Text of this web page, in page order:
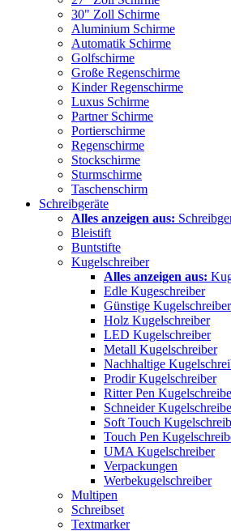
30" Zoll Schirme
Aluminium Schirme
Automatik Schirme
Golfschirme
Große Regenschirme
Kinder Regenschirme
Luxus Schirme
Partner Schirme
Portierschirme
Regenschirme
Stockschirme
Sturmschirme
Taschenschirm
Schreibgeräte
Alles anzeigen aus:
Bleistift
Buntstifte
Kugelschreiber
Alles anzeigen aus:
Edle Kugeschreiber
Günstige Kugelschreiber
Holz Kugelschreiber
LED Kugelschreiber
Metall Kugelschreiber
Nachhaltige
Prodir Kugelschreiber
Ritter Pen
Schneider
Soft Touch
Touch Pen
UMA Kugelschreiber
Verpackungen
Werbekugelschreiber
Multipen
Schreibset
Textmarker